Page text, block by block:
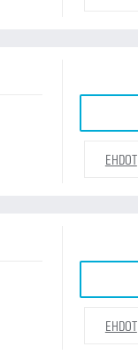
EHDOT
EHDOT